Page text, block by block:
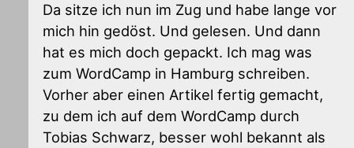
Da sitze ich nun im Zug und habe lange vor
mich hin gedöst. Und gelesen. Und dann
hat es mich doch gepackt. Ich mag was
zum WordCamp in Hamburg schreiben.
Vorher aber einen Artikel fertig gemacht,
zu dem ich auf dem WordCamp durch
Tobias Schwarz, besser wohl bekannt als